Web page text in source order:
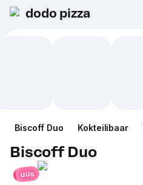
dodo pizza
Biscoff Duo Kokteilibaar
Biscoff Duo
uus